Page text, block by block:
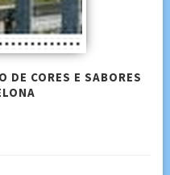
DE CORES E SABORES